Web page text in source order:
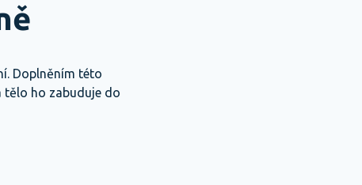
Doplněním této
tělo ho zabuduje do